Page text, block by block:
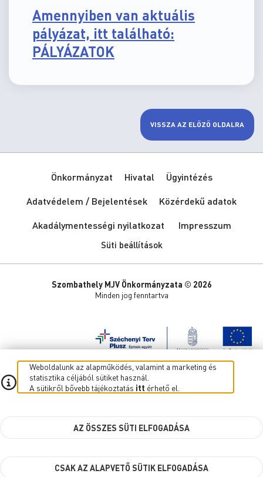
Amennyiben van aktuális
pályázat, itt található:
PÁLYÁZATOK
VISSZA AZ ELŐZŐ OLDALRA
Önkormányzat Hivatal
Ügyintézés
Adatvédelem / Bejelentések
Közérdekű adatok
Akadálymentességi nyilatkozat
Impresszum
Süti beállítások
Szombathely MJV Önkormányzata © 2026
Minden jog fenntartva
Weboldalunk az alapműködés, valamint a marketing és
statisztika céljából sütiket használ.
A sütikről bővebb tájékoztatás itt érhető el.
AZ ÖSSZES SÜTI ELFOGADÁSA
CSAK AZ ALAPVETŐ SÜTIK ELFOGADÁSA